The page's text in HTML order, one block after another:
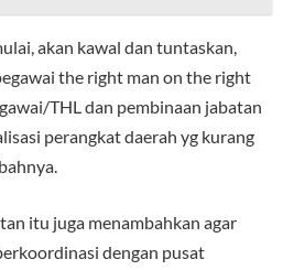
akan kawal dan tuntaskan,
the right man on the right
THL dan pembinaan jabatan
perangkat daerah yg kurang
itu juga menambahkan agar
dengan pusat